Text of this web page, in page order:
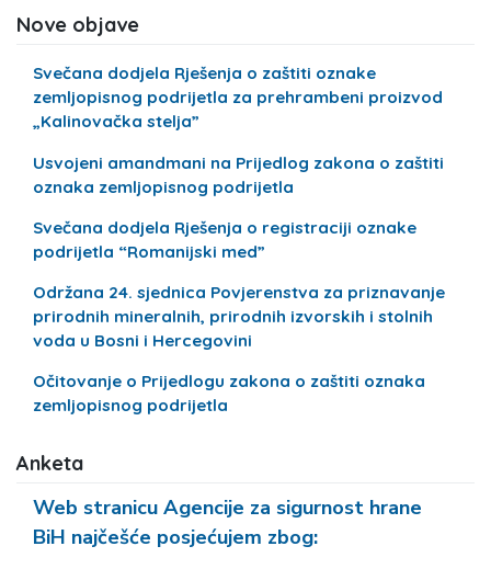
Nove objave
Svečana dodjela Rješenja o zaštiti oznake
zemljopisnog podrijetla za prehrambeni proizvod
„Kalinovačka stelja”
Usvojeni amandmani na Prijedlog zakona o zaštiti
oznaka zemljopisnog podrijetla
Svečana dodjela Rješenja o registraciji oznake
podrijetla “Romanijski med”
Održana 24. sjednica Povjerenstva za priznavanje
prirodnih mineralnih, prirodnih izvorskih i stolnih
voda u Bosni i Hercegovini
Očitovanje o Prijedlogu zakona o zaštiti oznaka
zemljopisnog podrijetla
Anketa
Web stranicu Agencije za sigurnost hrane
BiH najčešće posjećujem zbog: